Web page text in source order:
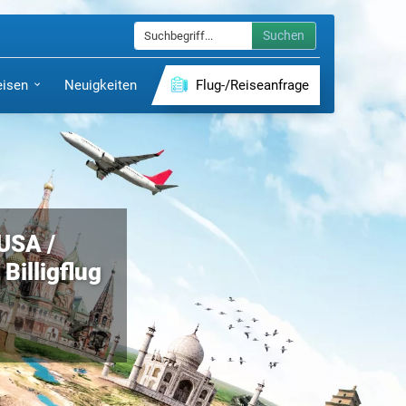
Suchen
Neuigkeiten Flug-/Reiseanfrage
/
Billigflug